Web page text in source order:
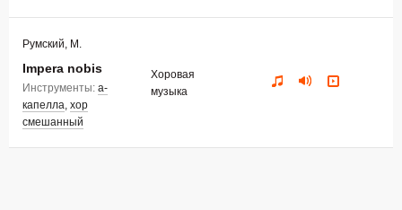
Румский, М.
Impera nobis
Инструменты: а-
капелла, хор
смешанный
Хоровая
музыка